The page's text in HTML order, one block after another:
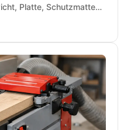
Platte, Schutzmatte